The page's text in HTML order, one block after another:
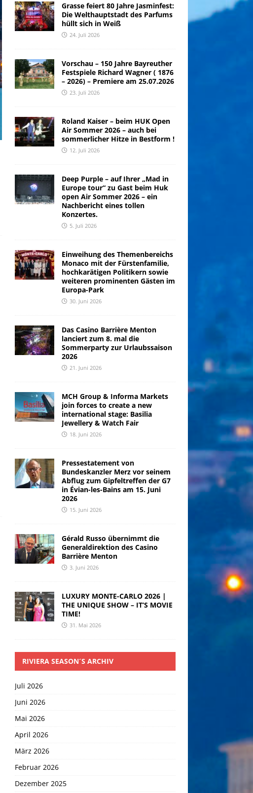
Grasse feiert 80 Jahre Jasminfest:
Die Welthauptstadt des Parfums
hüllt sich in Weiß
24. Juli 2026
Vorschau – 150 Jahre Bayreuther
Festspiele Richard Wagner ( 1876
– 2026) – Premiere am 25.07.2026
23. Juli 2026
Roland Kaiser – beim HUK Open
Air Sommer 2026 – auch bei
sommerlicher Hitze in Bestform !
12. Juli 2026
Deep Purple – auf Ihrer „Mad in
Europe tour“ zu Gast beim Huk
open Air Sommer 2026 – ein
Nachbericht eines tollen
Konzertes.
5. Juli 2026
Einweihung des Themenbereichs
Monaco mit der Fürstenfamilie,
hochkarätigen Politikern sowie
weiteren prominenten Gästen im
Europa-Park
30. Juni 2026
Das Casino Barrière Menton
lanciert zum 8. mal die
Sommerparty zur Urlaubssaison
2026
21. Juni 2026
MCH Group & Informa Markets
join forces to create a new
international stage: Basilia
Jewellery & Watch Fair
18. Juni 2026
Pressestatement von
Bundeskanzler Merz vor seinem
Abflug zum Gipfeltreffen der G7
in Évian-les-Bains am 15. Juni
2026
15. Juni 2026
Gérald Russo übernimmt die
Generaldirektion des Casino
Barrière Menton
3. Juni 2026
LUXURY MONTE-CARLO 2026 |
THE UNIQUE SHOW – IT’S MOVIE
TIME!
31. Mai 2026
RIVIERA SEASON´S ARCHIV
Juli 2026
Juni 2026
Mai 2026
April 2026
März 2026
Februar 2026
Dezember 2025